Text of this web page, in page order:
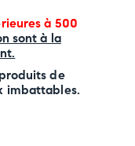
à 500
sont à la
de
imbattables.